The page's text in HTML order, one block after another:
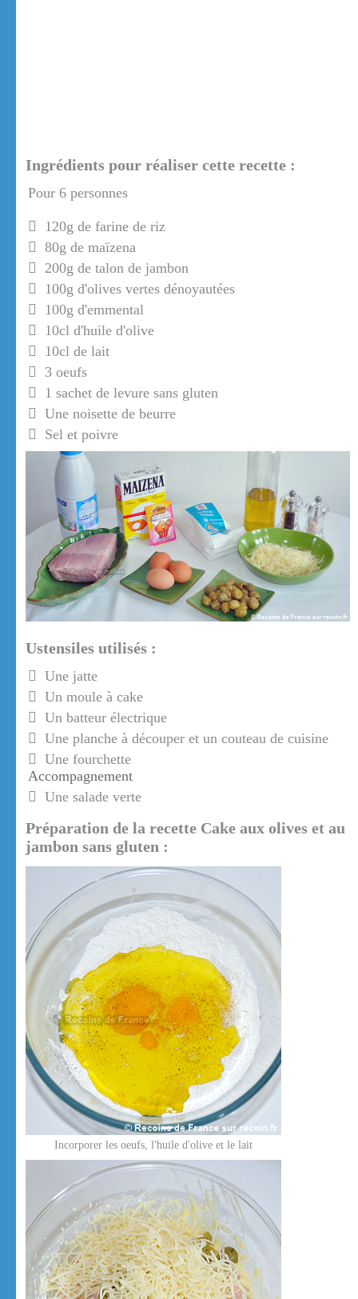
Ingrédients pour réaliser cette recette :
Pour 6 personnes
120g de farine de riz
80g de maïzena
200g de talon de jambon
100g d'olives vertes dénoyautées
100g d'emmental
10cl d'huile d'olive
10cl de lait
3 oeufs
1 sachet de levure sans gluten
Une noisette de beurre
Sel et poivre
Ustensiles utilisés :
Une jatte
Un moule à cake
Un batteur électrique
Une planche à découper et un couteau de cuisine
Une fourchette
Accompagnement
Une salade verte
Préparation de la recette Cake aux olives et au
jambon sans gluten :
Incorporer les oeufs, l'huile d'olive et le lait